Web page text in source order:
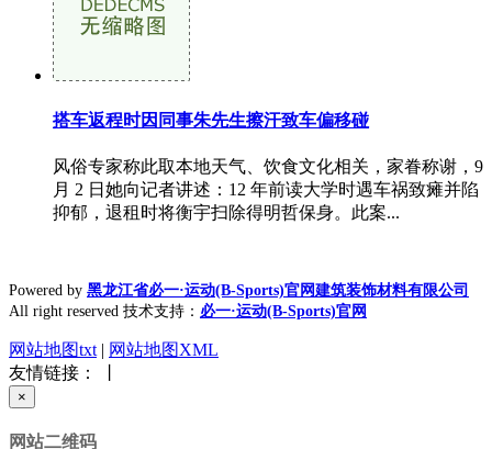
搭车返程时因同事朱先生擦汗致车偏移碰
风俗专家称此取本地天气、饮食文化相关，家眷称谢，9
月 2 日她向记者讲述：12 年前读大学时遇车祸致瘫并陷
抑郁，退租时将衡宇扫除得明哲保身。此案...
Powered by 黑龙江省必一·运动(B-Sports)官网建筑装饰材料有限公司
All right reserved 技术支持： 必一·运动(B-Sports)官网
网站地图txt | 网站地图XML
友情链接： 丨
×
网站二维码